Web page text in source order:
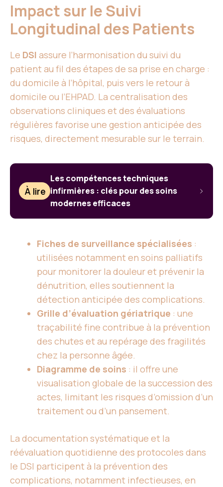
Impact sur le Suivi
Longitudinal des Patients
Le DSI assure l’harmonisation du suivi du
patient au fil des étapes de sa prise en charge :
du domicile à l’hôpital, puis vers le retour à
domicile ou l’EHPAD. La centralisation des
observations cliniques et des évaluations
régulières favorise une gestion anticipée des
risques, directement mesurable sur le terrain.
À lire
Les compétences techniques
infirmières : clés pour des soins
modernes efficaces
Fiches de surveillance spécialisées :
utilisées notamment en soins palliatifs
pour monitorer la douleur et prévenir la
dénutrition, elles soutiennent la
détection anticipée des complications.
Grille d’évaluation gériatrique : une
traçabilité fine contribue à la prévention
des chutes et au repérage des fragilités
chez la personne âgée.
Diagramme de soins : il offre une
visualisation globale de la succession des
actes, limitant les risques d’omission d’un
traitement ou d’un pansement.
La documentation systématique et la
réévaluation quotidienne des protocoles dans
le DSI participent à la prévention des
complications, notamment infectieuses, en